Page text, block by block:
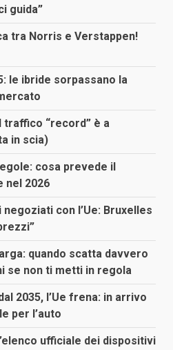
guida”
tra Norris e Verstappen!
le ibride sorpassano la
traffico “record” è a
in scia)
cosa prevede il
nel 2026
con l’Ue: Bruxelles
quando scatta davvero
se non ti metti in regola
2035, l’Ue frena: in arrivo
per l’auto
ufficiale dei dispositivi